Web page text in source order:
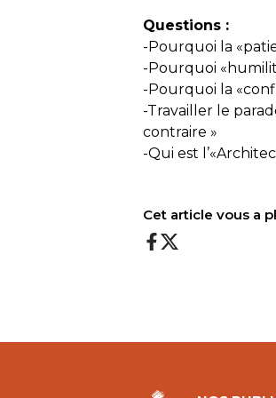
Questions :
-Pourquoi la
-Pourquoi
-Pourquoi la
-Travailler le
contraire »
-Qui est
Cet article vous a